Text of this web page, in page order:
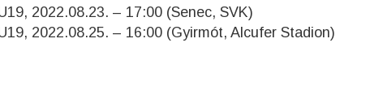
2022.08.23. – 17:00 (Senec, SVK)
2022.08.25. – 16:00 (Gyirmót, Alcufer Stadion)